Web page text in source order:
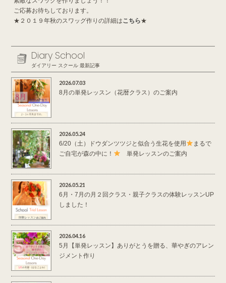
ご応募お待ちしております。
★２０１９年秋のスワッグ作りの詳細はこちら★
Diary School
ダイアリー スクール 最新記事
2026.07.03
8月の単発レッスン（花暦クラス）のご案内
2026.05.24
6/20（土）ドウダンツツジと似合う生花を使用
まるで
ご自宅が森の中に！
単発レッスンのご案内
2026.05.21
6月・7月の月２回クラス・親子クラスの体験レッスンUP
しました！
2026.04.16
5月【単発レッスン】ありがとうを贈る、華やぎのアレン
ジメント作り